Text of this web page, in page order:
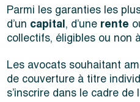
Parmi les garanties les
d’un capital, d’une rente
collectifs, éligibles ou non
Les avocats souhaitant
de couverture à titre
s’inscrire dans le cadre